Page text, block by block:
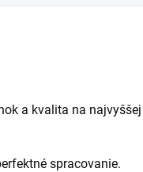
a kvalita na najvyššej
spracovanie.